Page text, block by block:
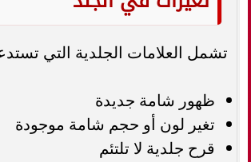
تشمل العلامات الجلدية التي
ظهور شامة جديدة
تغير لون أو حجم شامة موجودة
قرح جلدية لا تلتئم